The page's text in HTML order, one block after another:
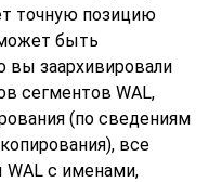
точную позицию
быть
вы заархивировали
сегментов WAL,
(по сведениям
все
с именами,